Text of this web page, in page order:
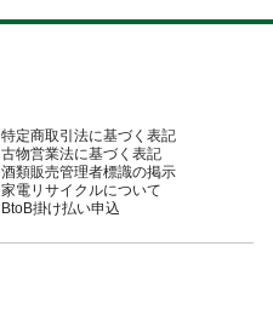
特定商取引法に基づく表記
古物営業法に基づく表記
酒類販売管理者標識の掲示
家電リサイクルについて
BtoB掛け払い申込